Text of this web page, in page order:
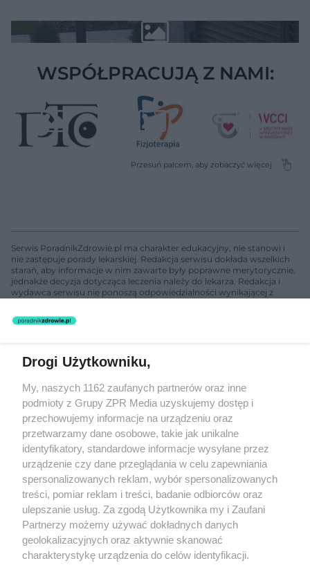
WSPÓŁPRACUJĄ Z NAMI:
Serwis PoradnikZdrowie.pl ma charakter edukacyjny, nie stanowi i
nie zastępuje porady lekarskiej. Redakcja serwisu dokłada wszelkich
starań, aby informacje w nim zawarte były poprawne merytorycznie,
jednakże decyzja dotycząca leczenia należy do lekarza. Redakcja i
wydawca serwisu nie ponoszą odpowiedzialności wynikającej z
nie prowadzi działalności leczniczej polegającej na udzielaniu
świadczeń zdrowotnych w rozumieniu art. 3 ust 1 ustawy o
Żaden utwór zamieszczony w serwisie nie może być powielany i
rozpowszechniany lub dalej rozpowszechniany w jakikolwiek sposób
(w tym także elektroniczny lub mechaniczny) na jakimkolwiek polu
eksploatacji w jakiejkolwiek formie, włącznie z umieszczaniem w
Internecie bez pisemnej zgody właściciela praw. Jakiekolwiek użycie
lub wykorzystanie utworów w całości lub w części z naruszeniem
prawa, tzn. bez właściwej zgody, jest zabronione pod groźbą kary i
może być ścigane prawnie.
O nas
Drogi Użytkowniku,
My, naszych 1162 zaufanych partnerów oraz inne
podmioty z Grupy ZPR Media uzyskujemy dostęp i
przechowujemy informacje na urządzeniu oraz
przetwarzamy dane osobowe, takie jak unikalne
identyfikatory, standardowe informacje wysyłane przez
urządzenie czy dane przeglądania w celu zapewniania
spersonalizowanych reklam, wybór spersonalizowanych
treści, pomiar reklam i treści, badanie odbiorców oraz
ulepszanie usług. Za zgodą Użytkownika my i Zaufani
Partnerzy możemy używać dokładnych danych
geolokalizacyjnych oraz aktywnie skanować
charakterystykę urządzenia do celów identyfikacji.